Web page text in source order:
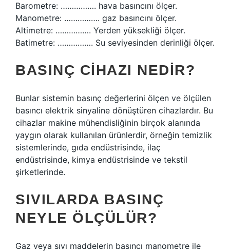
Barometre: ……………. hava basıncını ölçer.
Manometre: ……………. gaz basıncını ölçer.
Altimetre: ……………. Yerden yüksekliği ölçer.
Batimetre: ……………. Su seviyesinden derinliği ölçer.
BASINÇ CIHAZI NEDIR?
Bunlar sistemin basınç değerlerini ölçen ve ölçülen
basıncı elektrik sinyaline dönüştüren cihazlardır. Bu
cihazlar makine mühendisliğinin birçok alanında
yaygın olarak kullanılan ürünlerdir, örneğin temizlik
sistemlerinde, gıda endüstrisinde, ilaç
endüstrisinde, kimya endüstrisinde ve tekstil
şirketlerinde.
SIVILARDA BASINÇ
NEYLE ÖLÇÜLÜR?
Gaz veya sıvı maddelerin basıncı manometre ile